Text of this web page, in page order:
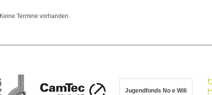
Keine Termine vorhanden.
Jugendfonds No e Wili